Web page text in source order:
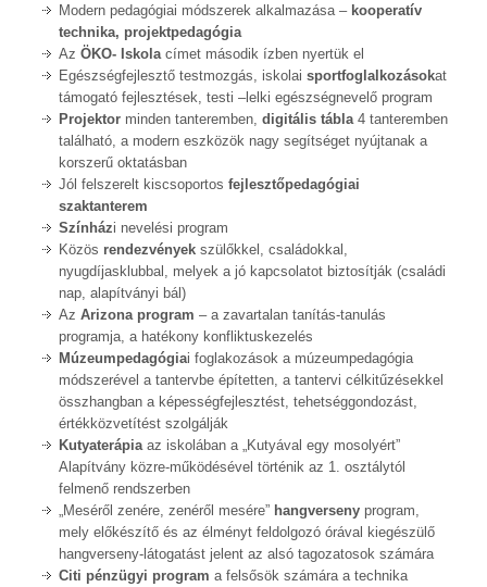
Modern pedagógiai módszerek alkalmazása – kooperatív
technika, projektpedagógia
Az ÖKO- Iskola címet második ízben nyertük el
Egészségfejlesztő testmozgás, iskolai sportfoglalkozásokat
támogató fejlesztések, testi –lelki egészségnevelő program
Projektor minden tanteremben, digitális tábla 4 tanteremben
található, a modern eszközök nagy segítséget nyújtanak a
korszerű oktatásban
Jól felszerelt kiscsoportos fejlesztőpedagógiai
szaktanterem
Színházi nevelési program
Közös rendezvények szülőkkel, családokkal,
nyugdíjasklubbal, melyek a jó kapcsolatot biztosítják (családi
nap, alapítványi bál)
Az Arizona program – a zavartalan tanítás-tanulás
programja, a hatékony konfliktuskezelés
Múzeumpedagógiai foglakozások a múzeumpedagógia
módszerével a tantervbe építetten, a tantervi célkitűzésekkel
összhangban a képességfejlesztést, tehetséggondozást,
értékközvetítést szolgálják
Kutyaterápia az iskolában a „Kutyával egy mosolyért”
Alapítvány közre-működésével történik az 1. osztálytól
felmenő rendszerben
„Meséről zenére, zenéről mesére” hangverseny program,
mely előkészítő és az élményt feldolgozó órával kiegészülő
hangverseny-látogatást jelent az alsó tagozatosok számára
Citi pénzügyi program a felsősök számára a technika